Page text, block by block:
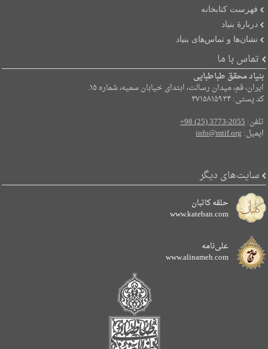
فهرست کتابخانه
دربارۀ بنیاد
نشان‌ها و تماس‌های بنیاد
تماس با ما
بنیاد محقق طباطبایی
ایران، قم، میدان رسالت، ابتدای خیابان سمیه، شماره ۱۵.
کد پستی: ۳۷۱۵۸۱۵۹۳۴
تلفن:+98 (25) 3773-2055
ایمیل:info@mtif.org
سایت‌های دیگر
حلقه کاتبان
www.kateban.com
علی‌نامه
www.alinameh.com